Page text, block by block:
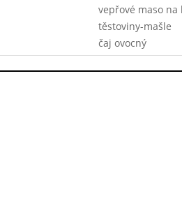
vepřové maso na
těstoviny-mašle
čaj ovocný